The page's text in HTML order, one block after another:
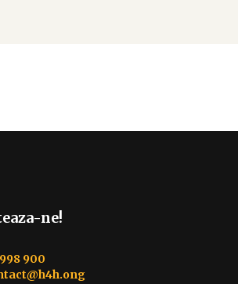
ne!
900